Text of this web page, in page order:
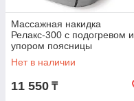
Массажная накидка
Релакс-300 с подогревом и
упором поясницы
Нет в наличии
11 550 ₸